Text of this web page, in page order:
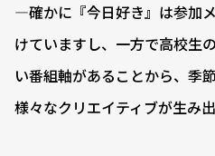
―確かに『今日好き』は参加
けていますし、一方で高校生
い番組軸があることから、季
様々なクリエイティブが生み